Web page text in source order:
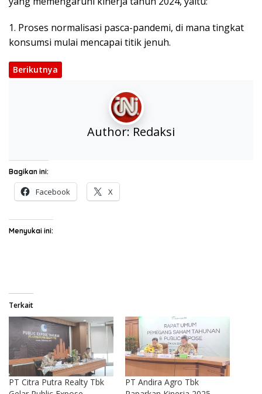
1. Proses normalisasi pasca-pandemi, di mana tingkat
konsumsi mulai mencapai titik jenuh.
Berikutnya
Author:Redaksi
Bagikan ini:
Facebook X
Menyukai ini:
Terkait
PT Citra Putra Realty Tbk
PT Andira Agro Tbk